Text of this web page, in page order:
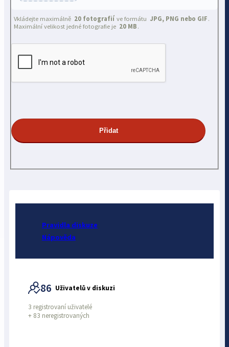
Vkládejte maximálně 20 fotografií ve formátu JPG, PNG nebo GIF .
Maximální velikost jedné fotografie je 20 MB .
Pravidla diskuze
Nápověda
86 Uživatelů v diskuzi
3 registrovaní uživatelé
+ 83 neregistrovaných